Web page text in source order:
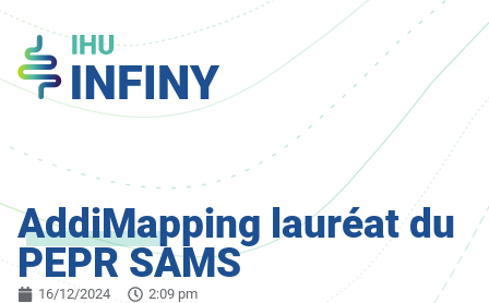
AddiMapping lauréat du
PEPR SAMS
16/12/2024 2:09 pm